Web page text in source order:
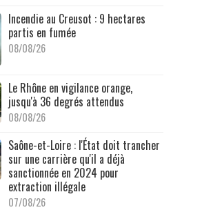
Incendie au Creusot : 9 hectares
partis en fumée
08/08/26
Le Rhône en vigilance orange,
jusqu'à 36 degrés attendus
08/08/26
Saône-et-Loire : l'État doit trancher
sur une carrière qu'il a déjà
sanctionnée en 2024 pour
extraction illégale
07/08/26